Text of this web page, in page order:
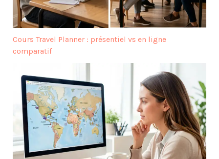
Cours Travel Planner : présentiel vs en ligne
comparatif